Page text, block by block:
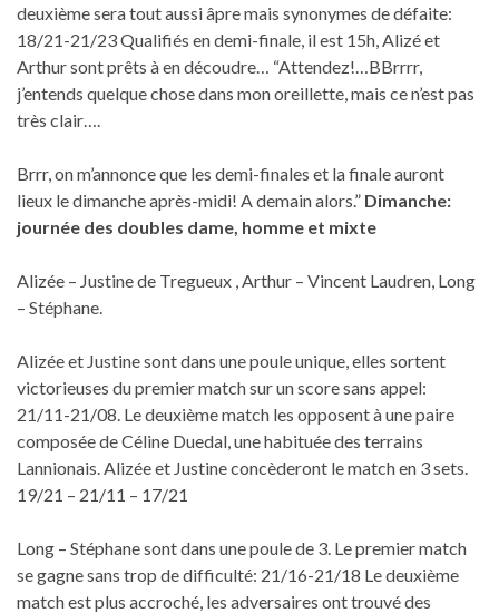
deuxième sera tout aussi âpre mais synonymes de défaite:
18/21-21/23 Qualifiés en demi-finale, il est 15h, Alizé et
Arthur sont prêts à en découdre… “Attendez!…BBrrrr,
j’entends quelque chose dans mon oreillette, mais ce n’est pas
très clair….
Brrr, on m’annonce que les demi-finales et la finale auront
lieux le dimanche après-midi! A demain alors.” Dimanche:
journée des doubles dame, homme et mixte
Alizée – Justine de Tregueux , Arthur – Vincent Laudren, Long
– Stéphane.
Alizée et Justine sont dans une poule unique, elles sortent
victorieuses du premier match sur un score sans appel:
21/11-21/08. Le deuxième match les opposent à une paire
composée de Céline Duedal, une habituée des terrains
Lannionais. Alizée et Justine concèderont le match en 3 sets.
19/21 – 21/11 – 17/21
Long – Stéphane sont dans une poule de 3. Le premier match
se gagne sans trop de difficulté: 21/16-21/18 Le deuxième
match est plus accroché, les adversaires ont trouvé des